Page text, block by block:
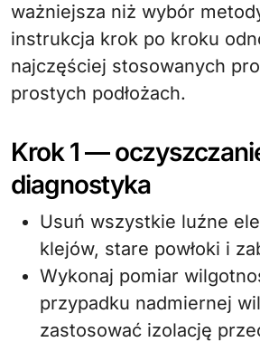
ważniejsza niż wybór
instrukcja krok po kroku
najczęściej stosowanych
prostych podłożach.
Krok 1 —
diagnostyka
Usuń wszystkie luźne
klejów, stare powłoki i
Wykonaj pomiar
przypadku nadmiernej
zastosować izolację